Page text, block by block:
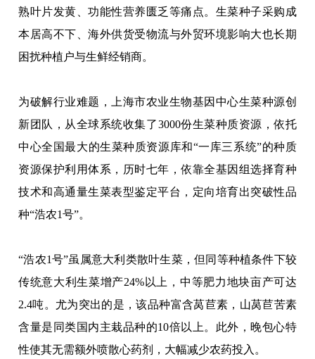
熟叶片发黄、功能性营养匮乏等痛点。生菜种子采购成
本居高不下、海外供货受物流与外贸环境影响大也长期
困扰种植户与生鲜经销商。
为破解行业难题，上海市农业生物基因中心生菜种源创
新团队，从全球系统收集了3000份生菜种质资源，依托
中心全国最大的生菜种质资源库和“一库三系统”的种质
资源保护利用体系，历时七年，依靠全基因组选择育种
技术和高通量生菜表型鉴定平台，定向培育出突破性品
种“浩农1号”。
“浩农1号”虽属意大利类散叶生菜，但同等种植条件下较
传统意大利生菜增产24%以上，中等肥力地块亩产可达
2.4吨。尤为突出的是，该品种富含莴苣素，山莴苣苦素
含量是同类国内主栽品种的10倍以上。此外，晚包心特
性使其无需额外喷散心药剂，大幅减少农药投入。